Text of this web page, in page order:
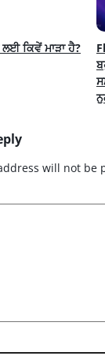
ਕਿਵੇਂ ਮਾੜਾ ਹੈ?
will not be